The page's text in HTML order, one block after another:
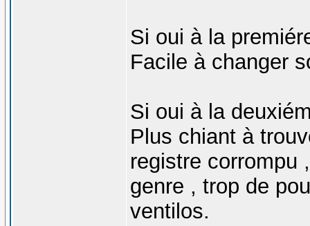
Si oui à la
Facile à changer
Si oui à la
Plus chiant à
registre corrompu
genre , trop de
ventilos.